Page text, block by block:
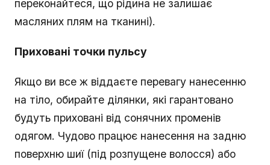
переконайтеся, що рідина не залишає
масляних плям на тканині).
Приховані точки пульсу
Якщо ви все ж віддаєте перевагу нанесенню
на тіло, обирайте ділянки, які гарантовано
будуть приховані від сонячних променів
одягом. Чудово працює нанесення на задню
поверхню шиї (під розпущене волосся) або